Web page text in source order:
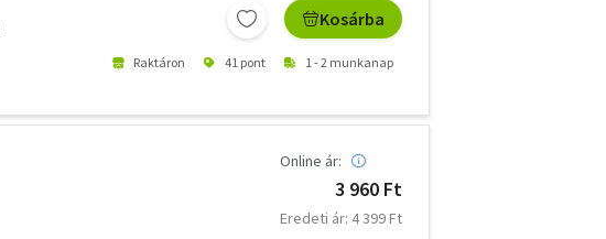
Kosárba
Raktáron 41 pont 1 - 2 munkanap
Online ár:
3 960 Ft
Eredeti ár: 4 399 Ft